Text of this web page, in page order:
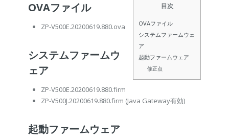
目次
OVAファイル
システムファームウェ
ア
起動ファームウェア
修正点
OVAファイル
ZP-V500E.20200619.880.ova
システムファームウ
ェア
ZP-V500E.20200619.880.firm
ZP-V500J.20200619.880.firm (Java Gateway有効)
起動ファームウェア